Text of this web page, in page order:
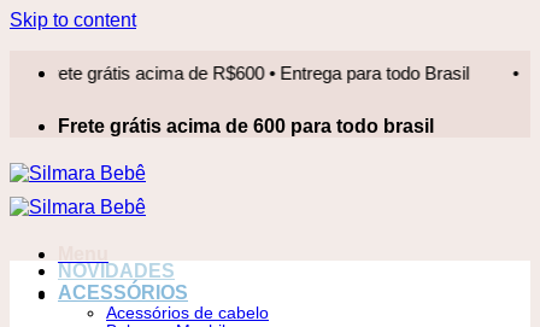
Skip to content
grátis acima de R$600 • Entrega para todo Brasil •
Frete grátis acima de 600 para todo brasil
NOVIDADES
ACESSÓRIOS
Acessórios de cabelo